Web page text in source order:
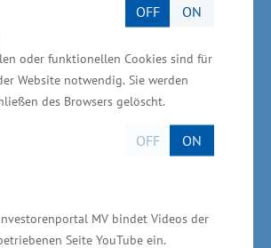
OFF ON
oder funktionellen Cookies sind für
Website notwendig. Sie werden
des Browsers gelöscht.
OFF ON
MV bindet Videos der
Seite YouTube ein.
Zeitraum von 2014 bis Ende
Zuschüsse von insgesamt
Euro für 500 Vorhaben
wurden unter anderem 109,6
für 241
37,8 Millionen
sowie 6,6 Millionen
bewilligt.